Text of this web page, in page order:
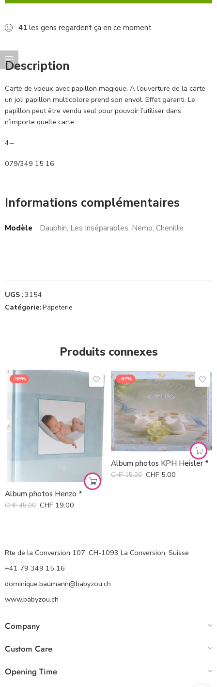
41 les gens regardent ça en ce moment
Description
Carte de voeux avec papillon magique. A l’ouverture de la carte
un joli papillon multicolore prend son envol. Effet garanti. Le
papillon peut être vendu seul pour pouvoir l’utiliser dans
n’importe quelle carte.
4.–
079/349 15 16
Informations complémentaires
Modèle Dauphin, Les Inséparables, Nemo, Chenille
UGS :3154
Catégorie:Papeterie
Produits connexes
-58%
Album photos Henzo *
CHF45.00 CHF 19.00
-67%
Album photos KPH Heisler *
CHF15.00 CHF 5.00
Rte de la Conversion 107, CH-1093 La Conversion, Suisse
+41 79 349 15 16
dominique.baumann@babyzou.ch
www.babyzou.ch
Company
Custom Care
Opening Time